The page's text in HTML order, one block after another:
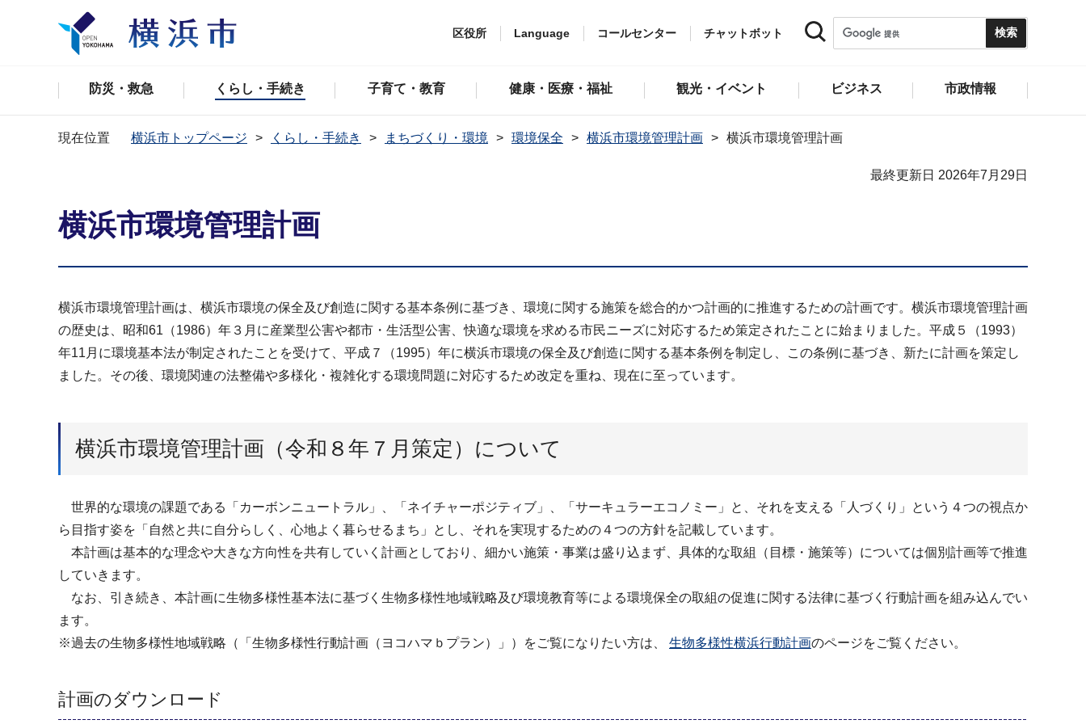
区役所 Language コールセンター チャットボット
防災・救急 くらし・手続き 子育て・教育 健康・医療・福祉 観光・イベント ビジネス 市政情報
現在位置 横浜市トップページ くらし・手続き まちづくり・環境 環境保全 横浜市環境管理計画 横浜市環境管理計画
最終更新日 2026年7月29日
横浜市環境管理計画
横浜市環境管理計画は、横浜市環境の保全及び創造に関する基本条例に基づき、環境に関する施策を総合的かつ計画的に推進するための計画です。横浜市環境管理計画
の歴史は、昭和61（1986）年３月に産業型公害や都市・生活型公害、快適な環境を求める市民ニーズに対応するため策定されたことに始まりました。平成５（1993）
年11月に環境基本法が制定されたことを受けて、平成７（1995）年に横浜市環境の保全及び創造に関する基本条例を制定し、この条例に基づき、新たに計画を策定し
ました。その後、環境関連の法整備や多様化・複雑化する環境問題に対応するため改定を重ね、現在に至っています。
横浜市環境管理計画（令和８年７月策定）について
世界的な環境の課題である「カーボンニュートラル」、「ネイチャーポジティブ」、「サーキュラーエコノミー」と、それを支える「人づくり」という４つの視点か
ら目指す姿を「自然と共に自分らしく、心地よく暮らせるまち」とし、それを実現するための４つの方針を記載しています。
本計画は基本的な理念や大きな方向性を共有していく計画としており、細かい施策・事業は盛り込まず、具体的な取組（目標・施策等）については個別計画等で推進
していきます。
なお、引き続き、本計画に生物多様性基本法に基づく生物多様性地域戦略及び環境教育等による環境保全の取組の促進に関する法律に基づく行動計画を組み込んでい
ます。
※過去の生物多様性地域戦略（「生物多様性行動計画（ヨコハマｂプラン）」）をご覧になりたい方は、 生物多様性横浜行動計画のページをご覧ください。
計画のダウンロード